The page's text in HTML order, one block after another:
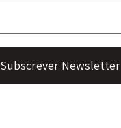
Subscrever Newsletter